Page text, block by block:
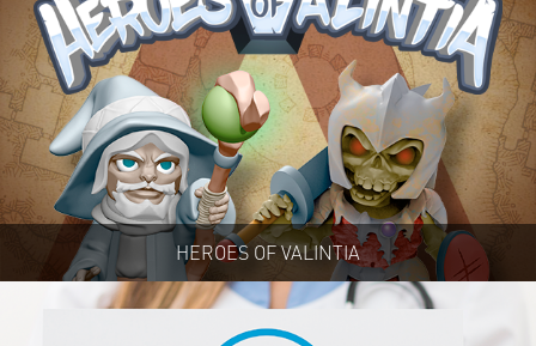
HEROES OF VALINTIA